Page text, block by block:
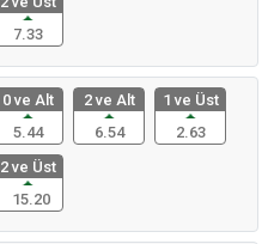
7.33
0 ve Alt
5.44
2 ve Alt
6.54
1 ve Üst
2.63
2 ve Üst
15.20